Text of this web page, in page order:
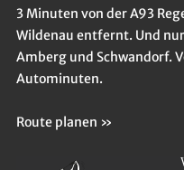
3 Minuten von der A93
Wildenau entfernt. Und
Amberg und Schwandorf.
Autominuten.
Route planen »